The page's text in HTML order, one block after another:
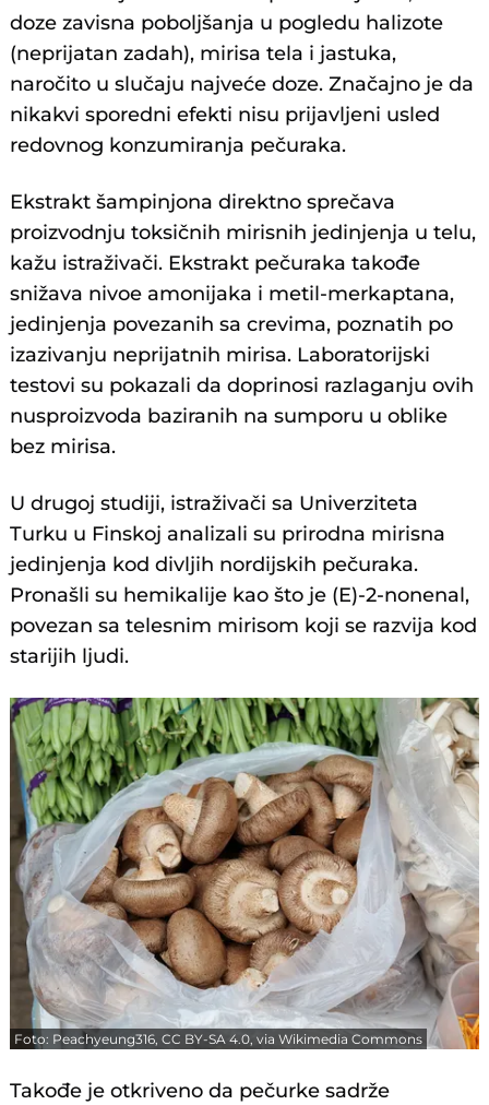
doze zavisna poboljšanja u pogledu halizote
(neprijatan zadah), mirisa tela i jastuka,
naročito u slučaju najveće doze. Značajno je da
nikakvi sporedni efekti nisu prijavljeni usled
redovnog konzumiranja pečuraka.
Ekstrakt šampinjona direktno sprečava
proizvodnju toksičnih mirisnih jedinjenja u telu,
kažu istraživači. Ekstrakt pečuraka takođe
snižava nivoe amonijaka i metil-merkaptana,
jedinjenja povezanih sa crevima, poznatih po
izazivanju neprijatnih mirisa. Laboratorijski
testovi su pokazali da doprinosi razlaganju ovih
nusproizvoda baziranih na sumporu u oblike
bez mirisa.
U drugoj studiji, istraživači sa Univerziteta
Turku u Finskoj analizali su prirodna mirisna
jedinjenja kod divljih nordijskih pečuraka.
Pronašli su hemikalije kao što je (E)-2-nonenal,
povezan sa telesnim mirisom koji se razvija kod
starijih ljudi.
Foto: Peachyeung316, CC BY-SA 4.0, via Wikimedia Commons
Takođe je otkriveno da pečurke sadrže